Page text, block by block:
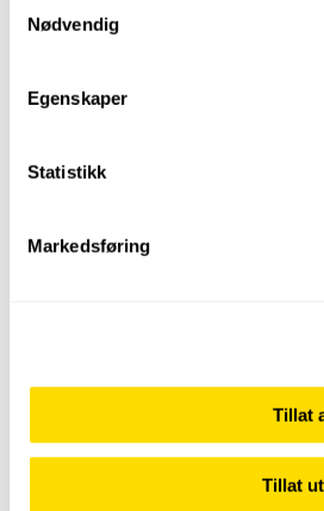
Nødvendig
Egenskaper
Statistikk
Markedsføring
Tillat
Tillat
Barnepalliasjon –
Barn med livstruande eller